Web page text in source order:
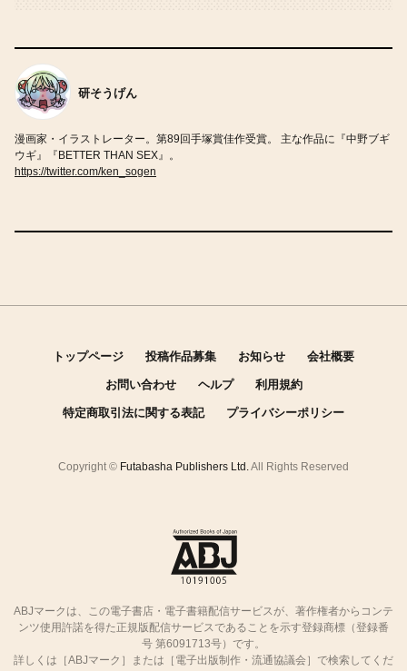
研そうげん
漫画家・イラストレーター。第89回手塚賞佳作受賞。 主な作品に『中野ブギ
ウギ』『BETTER THAN SEX』。
https://twitter.com/ken_sogen
トップページ 投稿作品募集 お知らせ 会社概要
お問い合わせ ヘルプ 利用規約
特定商取引法に関する表記 プライバシーポリシー
Copyright © Futabasha Publishers Ltd.All Rights Reserved
ABJマークは、この電子書店・電子書籍配信サービスが、著作権者からコンテ
ンツ使用許諾を得た正規版配信サービスであることを示す登録商標（登録番
号 第6091713号）です。
詳しくは［ABJマーク］または［電子出版制作・流通協議会］で検索してくだ